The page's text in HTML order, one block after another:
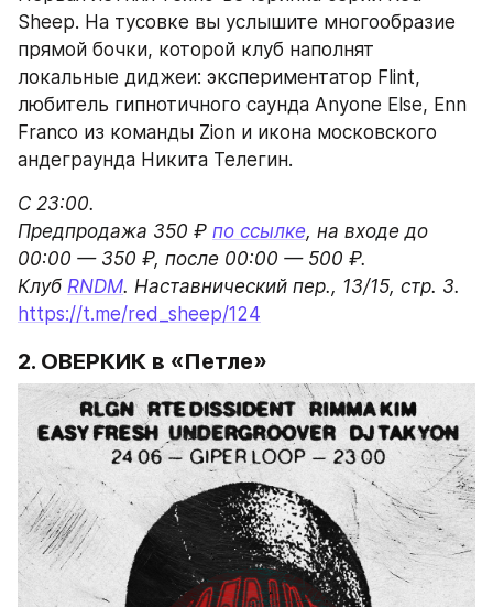
Sheep. На тусовке вы услышите многообразие
прямой бочки, которой клуб наполнят
локальные диджеи: экспериментатор Flint,
любитель гипнотичного саунда Anyone Else, Enn
Franco из команды Zion и икона московского
андеграунда Никита Телегин.
С 23:00.
Предпродажа 350 ₽ по ссылке, на входе до
00:00 — 350 ₽, после 00:00 — 500 ₽.
Клуб RNDM
https://t.me/red_sheep/124
2. ОВЕРКИК в «Петле»